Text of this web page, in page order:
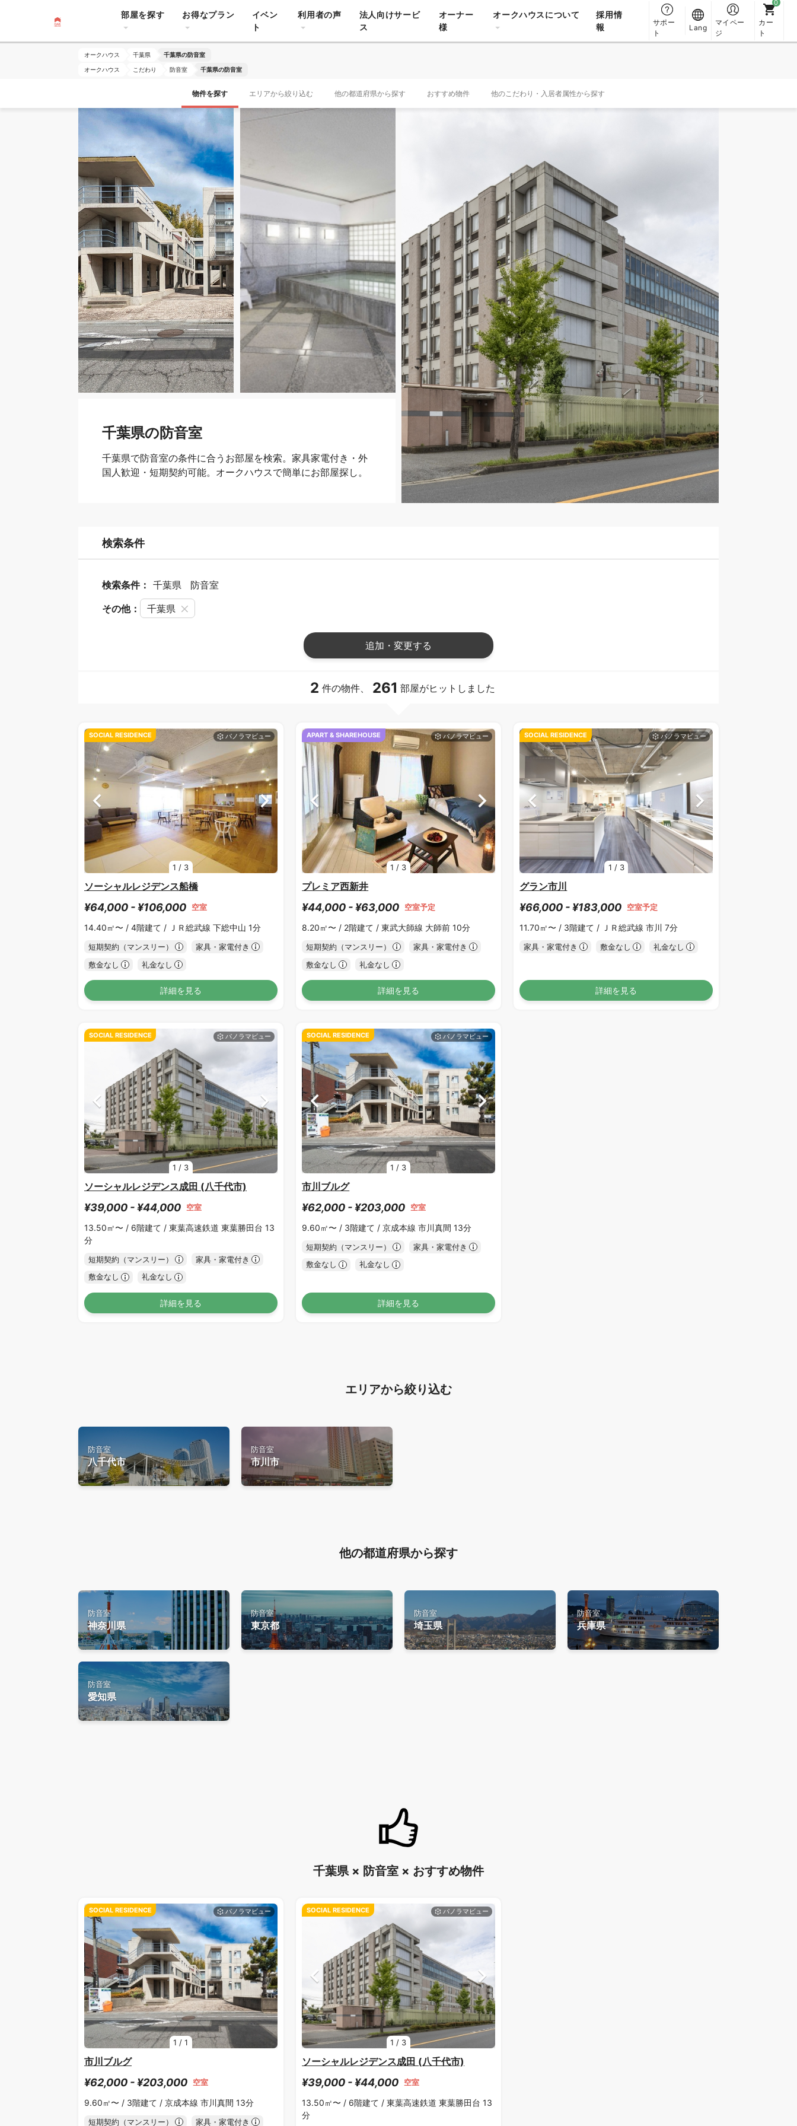
部屋を探す お得なプラン
イベン
ト
利用者の声
法人向けサービ
ス
オーナー
様
オークハウスについて
採用情
報
サポー
ト
Lang
マイペー
ジ
カー
ト
オークハウス 千葉県 千葉県の防音室
オークハウス こだわり 防音室 千葉県の防音室
物件を探す エリアから絞り込む 他の都道府県から探す おすすめ物件 他のこだわり・入居者属性から探す
千葉県の防音室
千葉県で防音室の条件に合うお部屋を検索。家具家電付き・外
国人歓迎・短期契約可能。オークハウスで簡単にお部屋探し。
検索条件
検索条件： 千葉県 防音室
その他： 千葉県
追加・変更する
2 件の物件、 261 部屋がヒットしました
1 / 3
SOCIAL RESIDENCE
ソーシャルレジデンス船橋
¥64,000 - ¥106,000 空室
14.40㎡〜 / 4階建て / ＪＲ総武線 下総中山 1分
短期契約（マンスリー）
家具・家電付き
敷金なし
礼金なし
詳細を見る
1 / 3
APART & SHAREHOUSE
プレミア西新井
¥44,000 - ¥63,000 空室予定
8.20㎡〜 / 2階建て /東武大師線 大師前 10分
短期契約（マンスリー）
家具・家電付き
敷金なし
礼金なし
詳細を見る
1 / 3
SOCIAL RESIDENCE
グラン市川
¥66,000 - ¥183,000 空室予定
11.70㎡〜 / 3階建て / ＪＲ総武線 市川 7分
家具・家電付き 敷金なし 礼金なし
詳細を見る
1 / 3
SOCIAL RESIDENCE
ソーシャルレジデンス成田 (八千代市)
¥39,000 - ¥44,000 空室
13.50㎡〜 / 6階建て / 東葉高速鉄道 東葉勝田台 13
分
短期契約（マンスリー）
家具・家電付き
敷金なし
礼金なし
詳細を見る
1 / 3
SOCIAL RESIDENCE
市川ブルグ
¥62,000 - ¥203,000 空室
9.60㎡〜 / 3階建て /京成本線 市川真間 13分
短期契約（マンスリー）
家具・家電付き
敷金なし
礼金なし
詳細を見る
エリアから絞り込む
防音室
八千代市
防音室
市川市
他の都道府県から探す
防音室
神奈川県
防音室
東京都
防音室
埼玉県
防音室
兵庫県
防音室
愛知県
千葉県 × 防音室 × おすすめ物件
1 /1
SOCIAL RESIDENCE
市川ブルグ
¥62,000 - ¥203,000 空室
9.60㎡〜 / 3階建て / 京成本線 市川真間 13分
短期契約（マンスリー） 家具・家電付き
1 / 3
SOCIAL RESIDENCE
ソーシャルレジデンス成田 (八千代市)
¥39,000 - ¥44,000 空室
13.50㎡〜 / 6階建て /東葉高速鉄道 東葉勝田台 13
分